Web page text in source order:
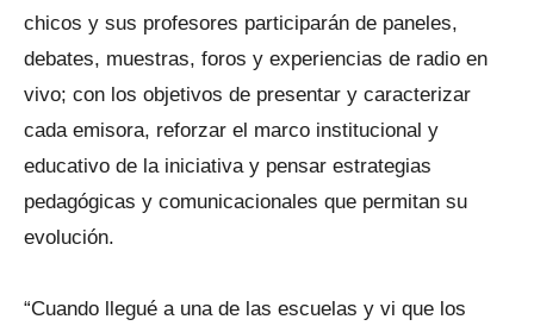
chicos y sus profesores participarán de paneles,
debates, muestras, foros y experiencias de radio en
vivo; con los objetivos de presentar y caracterizar
cada emisora, reforzar el marco institucional y
educativo de la iniciativa y pensar estrategias
pedagógicas y comunicacionales que permitan su
evolución.
“Cuando llegué a una de las escuelas y vi que los